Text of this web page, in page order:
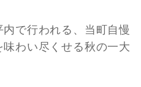
で行われる、当町自慢
わい尽くせる秋の一大